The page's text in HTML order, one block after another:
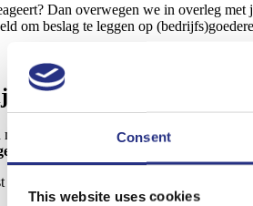
Consent
This website uses cookies
Dan overwegen we in overleg met
om beslag te leggen op
een wanbetaler? Altijd
maar kordate aanpak. We
is er binnen de 3 weken resultaat
door per mail, wij doen de rest. Heb je